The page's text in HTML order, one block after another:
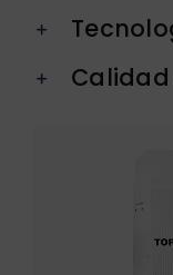
Calidad